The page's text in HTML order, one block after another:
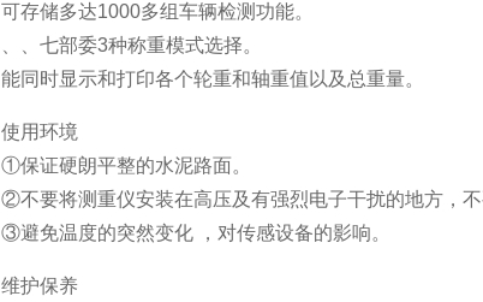
可存储多达1000多组车辆检测功能。
、、七部委3种称重模式选择。
能同时显示和打印各个轮重和轴重值以及总重量。
使用环境
①保证硬朗平整的水泥路面。
②不要将测重仪安装在高压及有强烈电子干扰的地方，
③避免温度的突然变化 ，对传感设备的影响。
维护保养